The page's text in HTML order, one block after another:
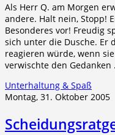
Als Herr Q. am Morgen
andere. Halt nein, Stopp!
Besonderes vor! Freudig
sich unter die Dusche. Er
reagieren würde, wenn
verwischte den Gedanken
Unterhaltung & Spaß
Montag, 31. Oktober 2005